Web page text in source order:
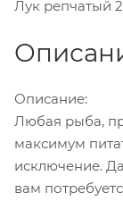
Описание:
Любая рыба,
максимум
исключение.
вам
Лук репчатый